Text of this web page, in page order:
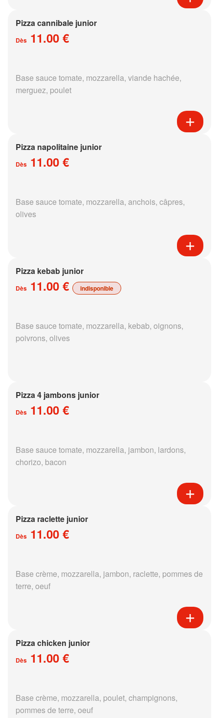
Pizza cannibale junior
Dès 11.00 €
Base sauce tomate, mozzarella, viande hachée,
merguez, poulet
Pizza napolitaine junior
Dès 11.00 €
Base sauce tomate, mozzarella, anchois, câpres,
olives
Pizza kebab junior
Dès 11.00 € indisponible
Base sauce tomate, mozzarella, kebab, oignons,
poivrons, olives
Pizza 4 jambons junior
Dès 11.00 €
Base sauce tomate, mozzarella, jambon, lardons,
chorizo, bacon
Pizza raclette junior
Dès 11.00 €
Base crème, mozzarella, jambon, raclette, pommes de
terre, oeuf
Pizza chicken junior
Dès 11.00 €
Base crème, mozzarella, poulet, champignons,
pommes de terre, oeuf